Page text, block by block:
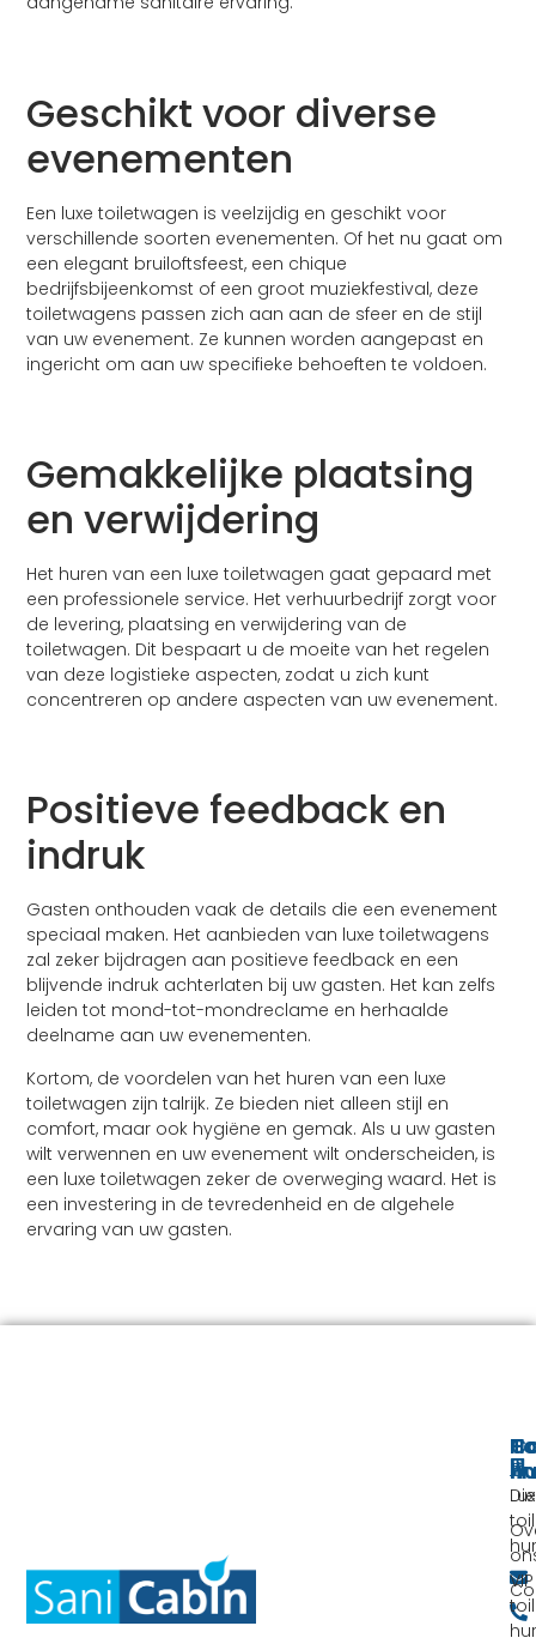
Geschikt voor diverse
evenementen
Een luxe toiletwagen is veelzijdig en geschikt voor
verschillende soorten evenementen. Of het nu gaat om
een elegant bruiloftsfeest, een chique
bedrijfsbijeenkomst of een groot muziekfestival, deze
toiletwagens passen zich aan aan de sfeer en de stijl
van uw evenement. Ze kunnen worden aangepast en
ingericht om aan uw specifieke behoeften te voldoen.
Gemakkelijke plaatsing
en verwijdering
Het huren van een luxe toiletwagen gaat gepaard met
een professionele service. Het verhuurbedrijf zorgt voor
de levering, plaatsing en verwijdering van de
toiletwagen. Dit bespaart u de moeite van het regelen
van deze logistieke aspecten, zodat u zich kunt
concentreren op andere aspecten van uw evenement.
Positieve feedback en
indruk
Gasten onthouden vaak de details die een evenement
speciaal maken. Het aanbieden van luxe toiletwagens
zal zeker bijdragen aan positieve feedback en een
blijvende indruk achterlaten bij uw gasten. Het kan zelfs
leiden tot mond-tot-mondreclame en herhaalde
deelname aan uw evenementen.
Kortom, de voordelen van het huren van een luxe
toiletwagen zijn talrijk. Ze bieden niet alleen stijl en
comfort, maar ook hygiëne en gemak. Als u uw gasten
wilt verwennen en uw evenement wilt onderscheiden, is
een luxe toiletwagen zeker de overweging waard. Het is
een investering in de tevredenheid en de algehele
ervaring van uw gasten.
VIP